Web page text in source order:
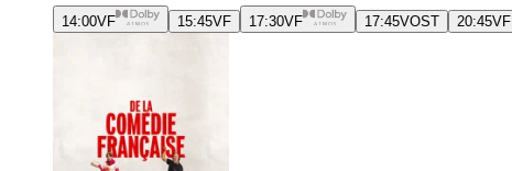
14:00VF 15:45VF 17:30VF 17:45VOST 20:45VF